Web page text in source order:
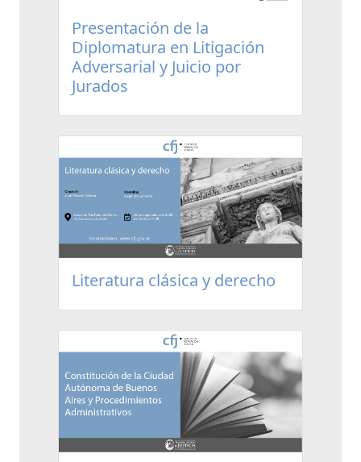
Presentación de la
Diplomatura en Litigación
Adversarial y Juicio por
Jurados
Literatura clásica y derecho